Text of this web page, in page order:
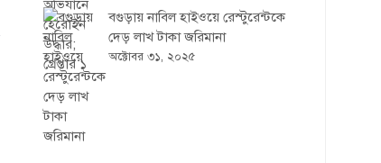
বগুড়ায় নাবিল হাইওয়ে রেস্টুরেন্টকে
দেড় লাখ টাকা জরিমানা
অক্টোবর ৩১, ২০২৫